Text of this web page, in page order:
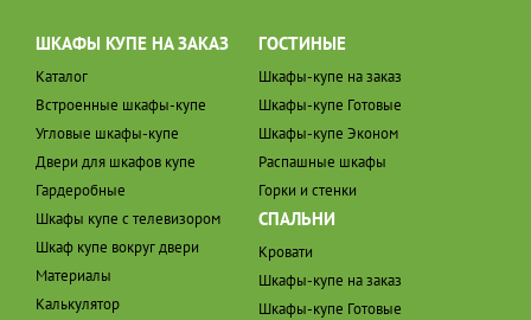
ШКАФЫ КУПЕ НА ЗАКАЗ
Каталог
Встроенные шкафы-купе
Угловые шкафы-купе
Двери для шкафов купе
Гардеробные
Шкафы купе с телевизором
Шкаф купе вокруг двери
Материалы
Калькулятор
ГОСТИНЫЕ
Шкафы-купе на заказ
Шкафы-купе Готовые
Шкафы-купе Эконом
Распашные шкафы
Горки и стенки
СПАЛЬНИ
Кровати
Шкафы-купе на заказ
Шкафы-купе Готовые